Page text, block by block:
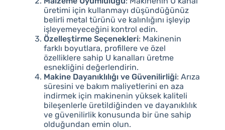
üretimi için kullanmayı düşündüğünüz
belirli metal türünü ve kalınlığını işleyip
işleyemeyeceğini kontrol edin.
Özelleştirme Seçenekleri: Makinenin
farklı boyutlara, profillere ve özel
özelliklere sahip U kanalları üretme
esnekliğini değerlendirin.
Makine Dayanıklılığı ve Güvenilirliği: Arıza
süresini ve bakım maliyetlerini en aza
indirmek için makinenin yüksek kaliteli
bileşenlerle üretildiğinden ve dayanıklılık
ve güvenilirlik konusunda bir üne sahip
olduğundan emin olun.